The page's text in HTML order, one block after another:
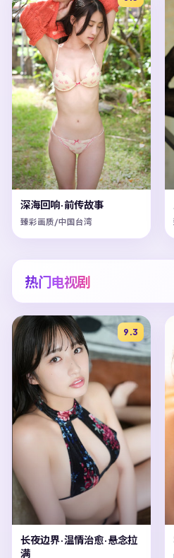
深海回响·前传故事
臻彩画质/中国台湾
热门电视剧
9.3
长夜边界·温情治愈·悬念拉
满